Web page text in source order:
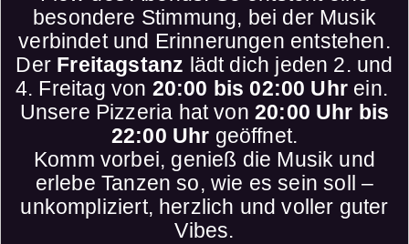
besondere Stimmung, bei der Musik
verbindet und Erinnerungen entstehen.
Der Freitagstanz lädt dich jeden 2. und
4. Freitag von 20:00 bis 02:00 Uhr ein.
Unsere Pizzeria hat von 20:00 Uhr bis
22:00 Uhr geöffnet.
Komm vorbei, genieß die Musik und
erlebe Tanzen so, wie es sein soll –
unkompliziert, herzlich und voller guter
Vibes.